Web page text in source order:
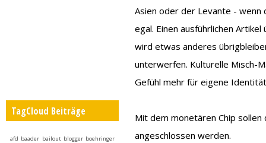
TagCloud Beiträge
afd baader bailout blogger boehringer
Asien oder der Levante - wenn
egal. Einen ausführlichen
wird etwas anderes
unterwerfen. Kulturelle Misch-
Gefühl mehr für eigene
Mit dem monetären Chip
angeschlossen werden.